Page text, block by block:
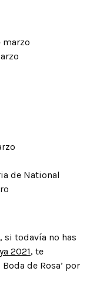
marzo
de National
si todavía no has
2021, te
de Rosa’ por